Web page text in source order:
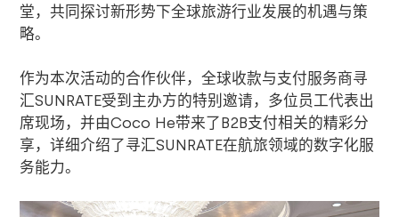
堂，共同探讨新形势下全球旅游行业发展的机遇与策
略。
作为本次活动的合作伙伴，全球收款与支付服务商寻
汇SUNRATE受到主办方的特别邀请，多位员工代表出
席现场，并由Coco He带来了B2B支付相关的精彩分
享，详细介绍了寻汇SUNRATE在航旅领域的数字化服
务能力。